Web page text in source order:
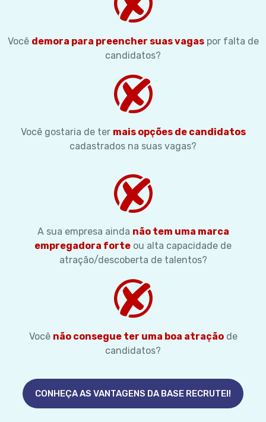
Você demora para preencher suas vagaspor falta de
candidatos?
Você gostaria de ter mais opções de candidatos
cadastrados na suas vagas?
A sua empresa ainda não tem uma marca
empregadora forte ou alta capacidade de
atração/descoberta de talentos?
Você não consegue ter uma boa atraçãode
candidatos?
CONHEÇA AS VANTAGENS DA BASE RECRUTEI!